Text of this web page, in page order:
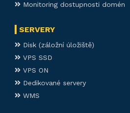
Monitoring dostupnosti domén
SERVERY
Disk (záložní úložiště)
VPS SSD
VPS ON
Dedikované servery
WMS